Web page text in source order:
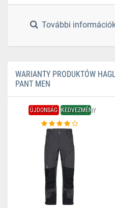
További
WARIANTY PRODUKTÓW
PANT MEN
ÚJDONSÁG KEDVEZMÉNY